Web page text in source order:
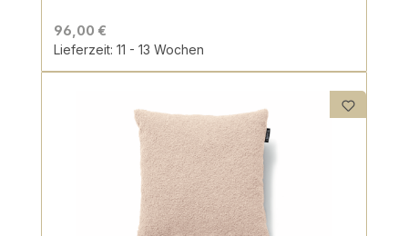
96,00 €
Lieferzeit: 11 - 13 Wochen